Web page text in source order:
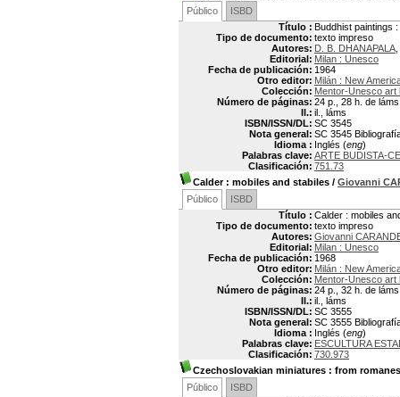
Público
ISBD
Título : Buddhist paintings
Tipo de documento: texto impreso
Autores: D. B. DHANAPALA
Editorial: Milan : Unesco
Fecha de publicación: 1964
Otro editor: Milán : New
Colección: Mentor-Unesco art
Número de páginas: 24 p., 28 h. de
Il.: il., láms
ISBN/ISSN/DL: SC 3545
Nota general: SC 3545
Idioma : Inglés (eng)
Palabras clave: ARTE BUDISTA-
Clasificación: 751.73
Calder: mobiles and stabiles / Giovanni
Público
ISBD
Título : Calder : mobiles
Tipo de documento: texto impreso
Autores: Giovanni
Editorial: Milan : Unesco
Fecha de publicación: 1968
Otro editor: Milán : New
Colección: Mentor-Unesco art
Número de páginas: 24 p., 32 h. de
Il.: il., láms
ISBN/ISSN/DL: SC 3555
Nota general: SC 3555
Idioma : Inglés (eng)
Palabras clave: ESCULTURA
Clasificación: 730.973
Czechoslovakian miniatures : from
Público
ISBD